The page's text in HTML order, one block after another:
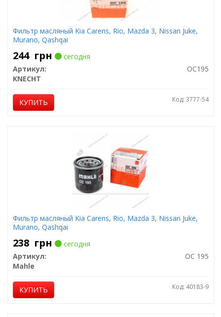
Фильтр масляный Kia Carens, Rio, Mazda 3, Nissan Juke,
Murano, Qashqai
244 грн
сегодня
Артикул:
OC195
KNECHT
КУПИТЬ Код: 3777-54
Фильтр масляный Kia Carens, Rio, Mazda 3, Nissan Juke,
Murano, Qashqai
238 грн
сегодня
Артикул:
OC 195
Mahle
КУПИТЬ Код: 40183-9